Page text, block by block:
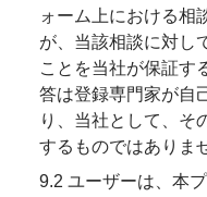
ォーム上における相
が、当該相談に対し
ことを当社が保証す
答は登録専門家が自
り、当社として、そ
するものではありま
9.2 ユーザーは、本